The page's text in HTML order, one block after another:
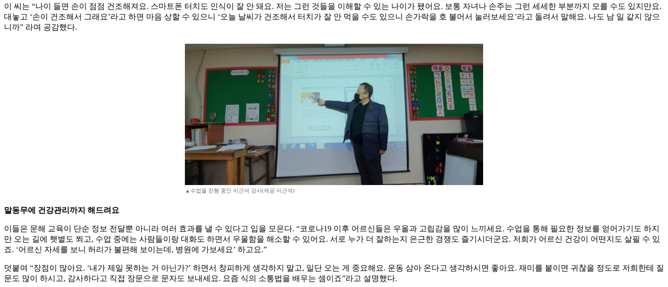
이 씨는 “나이 들면 손이 점점 건조해져요. 스마트폰 터치도 인식이 잘 안 돼요. 저는 그런 것들을 이해할 수 있는 나이가 됐어요. 보통 자녀나 손주는 그런 세세한 부분까지 모를 수도 있지만요.
대놓고 ‘손이 건조해서 그래요’라고 하면 마음 상할 수 있으니 ‘오늘 날씨가 건조해서 터치가 잘 안 먹을 수도 있으니 손가락을 호 불어서 눌러보세요’라고 돌려서 말해요. 나도 남 일 같지 않으
니까” 라며 공감했다.
▲수업을 진행 중인 이근석 강사(제공 이근석)
말동무에 건강관리까지 해드려요
이들은 문해 교육이 단순 정보 전달뿐 아니라 여러 효과를 낼 수 있다고 입을 모은다. “코로나19 이후 어르신들은 우올과 고립감을 많이 느끼세요. 수업을 통해 필요한 정보를 얻어가기도 하지
만 오는 길에 햇볕도 쬐고, 수업 중에는 사람들이랑 대화도 하면서 우울함을 해소할 수 있어요. 서로 누가 더 잘하는지 은근한 경쟁도 즐기시더군요. 저희가 어르신 건강이 어떤지도 살필 수 있
죠. ‘어르신 자세를 보니 허리가 불편해 보이는데, 병원에 가보세요’ 하고요.”
덧붙여 “장점이 많아요. ‘내가 제일 못하는 거 아닌가?’ 하면서 창피하게 생각하지 말고, 일단 오는 게 중요해요. 운동 삼아 온다고 생각하시면 좋아요. 재미를 붙이면 귀찮을 정도로 저희한테 질
문도 많이 하시고, 감사하다고 직접 장문으로 문자도 보내세요. 요즘 식의 소통법을 배우는 셈이죠”라고 설명했다.